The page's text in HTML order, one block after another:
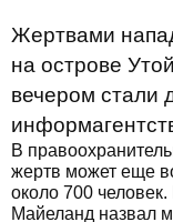
Жертвами
на острове
вечером стали
В
жертв может еще
около 700
Майеланд назвал